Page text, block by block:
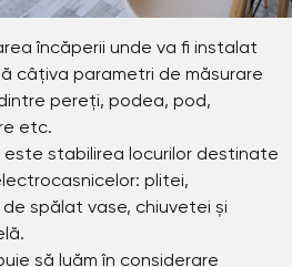
încăperii unde va fi instalat
câțiva parametri de măsurare
pereți, podea, pod,
etc.
stabilirea locurilor destinate
plitei,
de spălat vase, chiuvetei și
să luăm în considerare